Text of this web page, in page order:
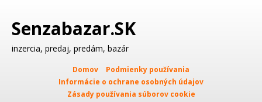
Senzabazar.SK
inzercia, predaj, predám, bazár
Domov
Podmienky používania
Informácie o ochrane osobných údajov
Zásady používania súborov cookie